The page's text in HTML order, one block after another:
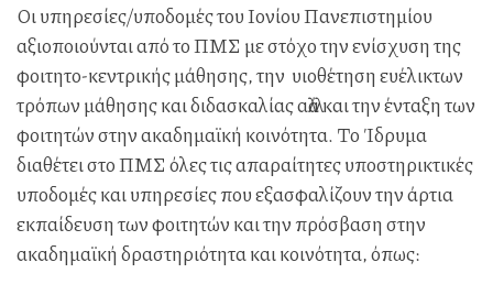
Οι υπηρεσίες/υποδομές του Ιονίου Πανεπιστημίου
αξιοποιούνται από το ΠΜΣ με στόχο την ενίσχυση της
φοιτητο-κεντρικής μάθησης, την υιοθέτηση ευέλικτων
τρόπων μάθησης και διδασκαλίας αλλά και την ένταξη των
φοιτητών στην ακαδημαϊκή κοινότητα. Το Ίδρυμα
διαθέτει στο ΠΜΣ όλες τις απαραίτητες υποστηρικτικές
υποδομές και υπηρεσίες που εξασφαλίζουν την άρτια
εκπαίδευση των φοιτητών και την πρόσβαση στην
ακαδημαϊκή δραστηριότητα και κοινότητα, όπως: